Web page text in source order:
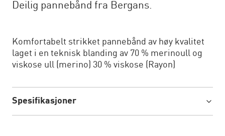
Deilig pannebånd fra Bergans.
Komfortabelt strikket pannebånd av høy kvalitet
laget i en teknisk blanding av 70 % merinoull og
viskose ull (merino) 30 % viskose (Rayon)
Spesifikasjoner